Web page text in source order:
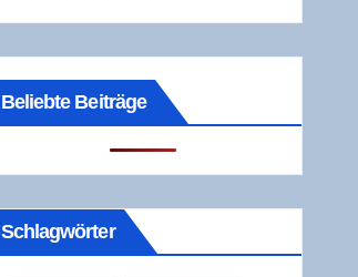
Beliebte Beiträge
Schlag­wör­ter